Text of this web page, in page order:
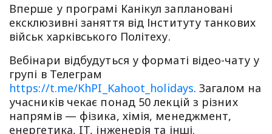
Вперше у програмі Канікул заплановані
ексклюзивні заняття від Інституту танкових
військ харківського Політеху.
Вебінари відбудуться у форматі відео-чату у
групі в Телеграм
https://t.me/KhPI_Kahoot_holidays. Загалом на
учасників чекає понад 50 лекцій з різних
напрямів — фізика, хімія, менеджмент,
енергетика, IT, інженерія та інші.